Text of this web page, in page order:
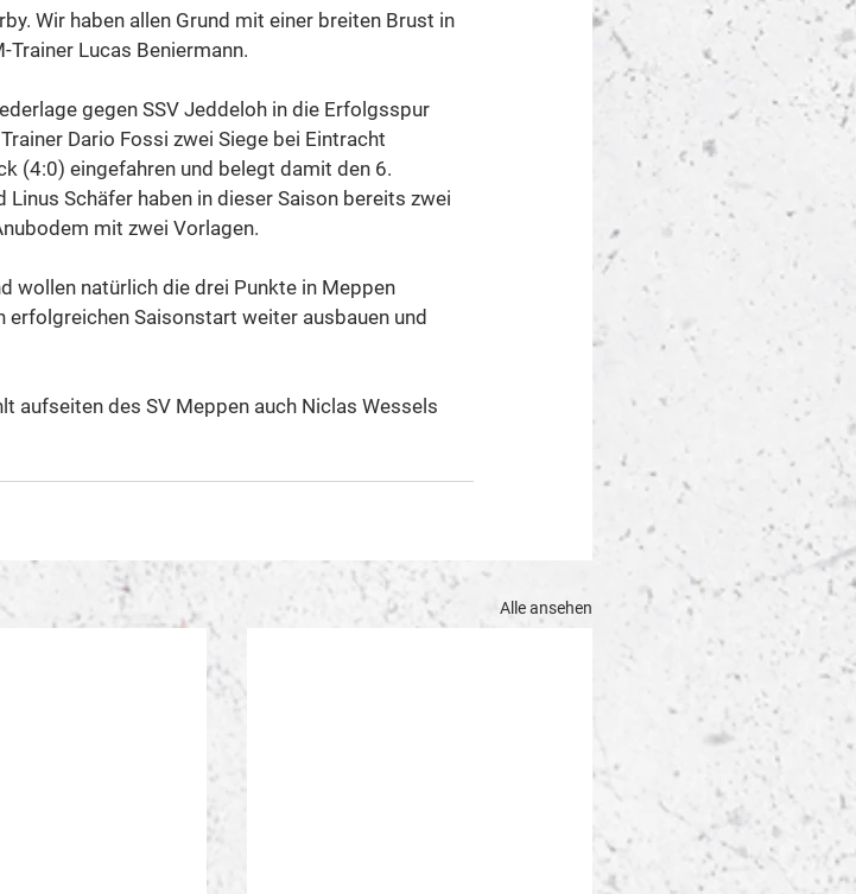
Wir haben allen Grund mit einer breiten Brust in
Trainer Lucas Beniermann.
gegen SSV Jeddeloh in die Erfolgsspur
Dario Fossi zwei Siege bei Eintracht
(4:0) eingefahren und belegt damit den 6.
Schäfer haben in dieser Saison bereits zwei
mit zwei Vorlagen.
wollen natürlich die drei Punkte in Meppen
erfolgreichen Saisonstart weiter ausbauen und
aufseiten des SV Meppen auch Niclas Wessels
Alle ansehen